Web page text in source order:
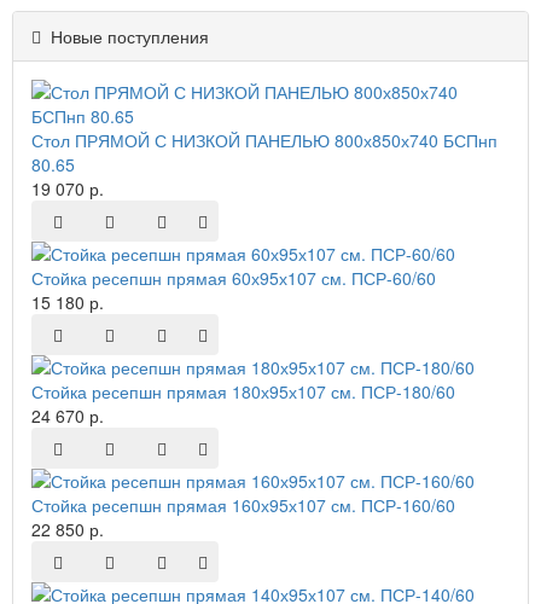
Новые поступления
Стол ПРЯМОЙ С НИЗКОЙ ПАНЕЛЬЮ 800х850х740 БСПнп
80.65
19 070 р.
Стойка ресепшн прямая 60х95х107 см. ПСР-60/60
15 180 р.
Стойка ресепшн прямая 180х95х107 см. ПСР-180/60
24 670 р.
Стойка ресепшн прямая 160х95х107 см. ПСР-160/60
22 850 р.